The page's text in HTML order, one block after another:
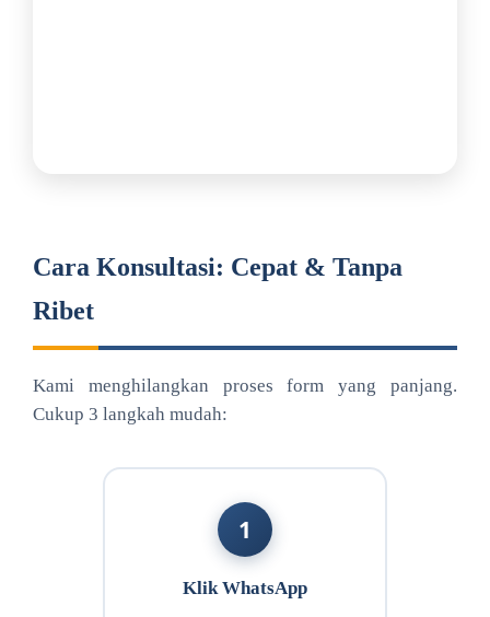
Cara Konsultasi: Cepat & Tanpa
Ribet
Kami menghilangkan proses form yang panjang.
Cukup 3 langkah mudah:
1
Klik WhatsApp